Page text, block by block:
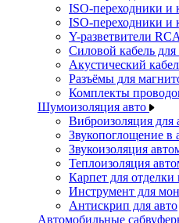
ISO-переходники и
ISO-переходники и
Y-разветвители RCA
Силовой кабель для
Акустический
Разъёмы для
Комплекты
Шумоизоляция авто
Виброизоляция для
Звукопоглощение в
Звукоизоляция
Теплоизоляция
Карпет для
Инструмент для
Антискрип для авто
Автомобильные